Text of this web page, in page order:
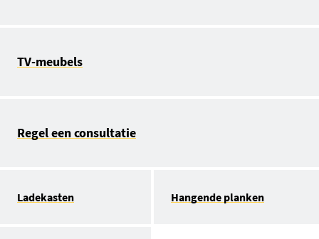
TV-meubels
Regel een consultatie
Ladekasten Hangende planken